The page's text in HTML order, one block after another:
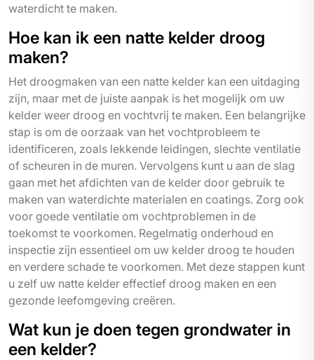
waterdicht te maken.
Hoe kan ik een natte kelder droog
maken?
Het droogmaken van een natte kelder kan een uitdaging
zijn, maar met de juiste aanpak is het mogelijk om uw
kelder weer droog en vochtvrij te maken. Een belangrijke
stap is om de oorzaak van het vochtprobleem te
identificeren, zoals lekkende leidingen, slechte ventilatie
of scheuren in de muren. Vervolgens kunt u aan de slag
gaan met het afdichten van de kelder door gebruik te
maken van waterdichte materialen en coatings. Zorg ook
voor goede ventilatie om vochtproblemen in de
toekomst te voorkomen. Regelmatig onderhoud en
inspectie zijn essentieel om uw kelder droog te houden
en verdere schade te voorkomen. Met deze stappen kunt
u zelf uw natte kelder effectief droog maken en een
gezonde leefomgeving creëren.
Wat kun je doen tegen grondwater in
een kelder?